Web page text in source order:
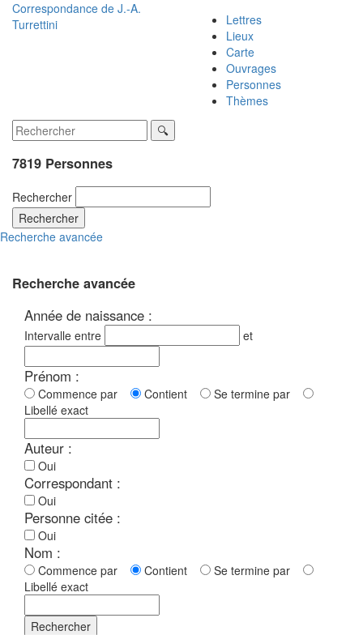
Correspondance de J.-A.
Turrettini
Lettres
Lieux
Carte
Ouvrages
Personnes
Thèmes
7819 Personnes
Rechercher
Rechercher
Recherche avancée
Recherche avancée
Année de naissance :
Intervalle entre et
Prénom :
Commence par Contient
Se termine par
Libellé exact
Auteur :
Oui
Correspondant :
Oui
Personne citée :
Oui
Nom :
Commence par Contient
Se termine par
Libellé exact
Rechercher